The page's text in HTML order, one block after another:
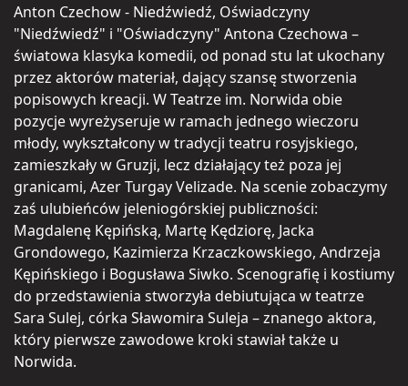
Anton Czechow - Niedźwiedź, Oświadczyny
"Niedźwiedź" i "Oświadczyny" Antona Czechowa –
światowa klasyka komedii, od ponad stu lat ukochany
przez aktorów materiał, dający szansę stworzenia
popisowych kreacji. W Teatrze im. Norwida obie
pozycje wyreżyseruje w ramach jednego wieczoru
młody, wykształcony w tradycji teatru rosyjskiego,
zamieszkały w Gruzji, lecz działający też poza jej
granicami, Azer Turgay Velizade. Na scenie zobaczymy
zaś ulubieńców jeleniogórskiej publiczności:
Magdalenę Kępińską, Martę Kędziorę, Jacka
Grondowego, Kazimierza Krzaczkowskiego, Andrzeja
Kępińskiego i Bogusława Siwko. Scenografię i kostiumy
do przedstawienia stworzyła debiutująca w teatrze
Sara Sulej, córka Sławomira Suleja – znanego aktora,
który pierwsze zawodowe kroki stawiał także u
Norwida.